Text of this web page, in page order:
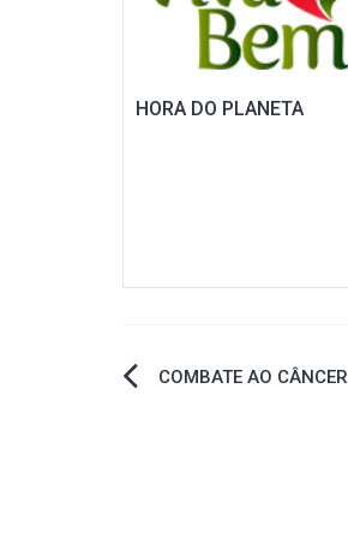
HORA DO PLANETA
Navegação
COMBATE AO CÂNCER